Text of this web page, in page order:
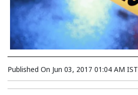
Published On Jun 03, 2017 01:04 AM IST